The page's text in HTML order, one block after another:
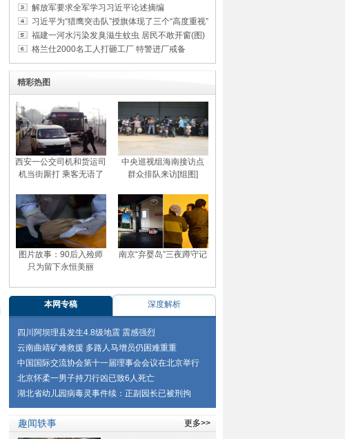
解放军要求全军学习习近平论述摘编
习近平为“猎鹰突击队”授旗体现了三个“高度重视”
福建一河水污染发臭滋生蚊虫 居民不敢开窗(图)
格兰仕2000名工人打砸工厂 特警进厂戒备
精彩热图
西安一公交司机和货运司
机当街厮打 乘客无语了
中央巡视组海南接访点
群众排队来访[组图]
图片故事：90后入殓师
只为留下永恒美丽
南京“弃婴岛”三夜蹲守记
本网专稿 深度解析
四川阿坝理县发生4.8级地震 震感强烈
云南曲靖矿难救援 多路人马增员仍困难重重
中国国际交流协会第十一届理事会会议在北京举行
北京怀柔一男子持刀行凶已致6人死亡
湖北省幼儿园病毒灵事件续：正副园长已被刑拘
趣闻轶事 更多>>